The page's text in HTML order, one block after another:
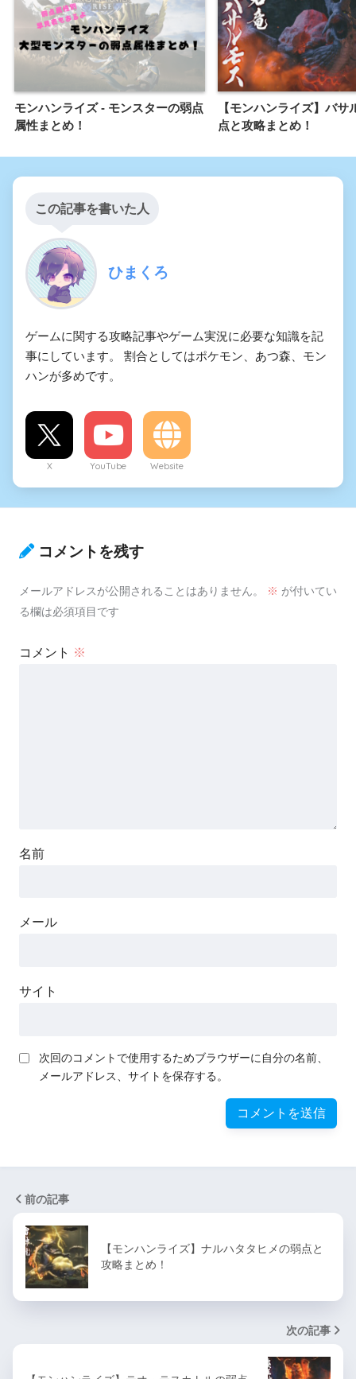
モンハンライズ - モンスターの弱点
属性まとめ！
【モンハンライズ】バサ
点と攻略まとめ！
この記事を書いた人
ひまくろ
ゲームに関する攻略記事やゲーム実況に必要な知識を記
事にしています。 割合としてはポケモン、あつ森、モン
ハンが多めです。
X YouTube Website
コメントを残す
メールアドレスが公開されることはありません。 ※ が付いてい
る欄は必須項目です
コメント ※
名前
メール
サイト
次回のコメントで使用するためブラウザーに自分の名前、
メールアドレス、サイトを保存する。
前の記事
【モンハンライズ】ナルハタタヒメの弱点と
攻略まとめ！
次の記事